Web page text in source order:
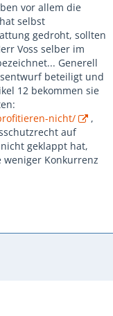
vor allem die
selbst
gedroht, sollten
Voss selber im
Generell
beteiligt und
12 bekommen sie
nicht/
,
auf
geklappt hat,
weniger Konkurrenz